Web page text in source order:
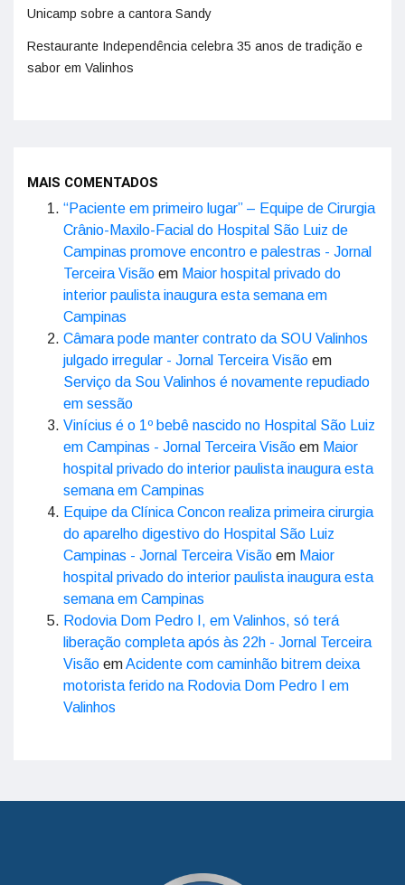
Unicamp sobre a cantora Sandy
Restaurante Independência celebra 35 anos de tradição e
sabor em Valinhos
MAIS COMENTADOS
“Paciente em primeiro lugar” – Equipe de Cirurgia
Crânio-Maxilo-Facial do Hospital São Luiz de
Campinas promove encontro e palestras - Jornal
Terceira Visão em Maior hospital privado do
interior paulista inaugura esta semana em
Campinas
Câmara pode manter contrato da SOU Valinhos
julgado irregular - Jornal Terceira Visão em
Serviço da Sou Valinhos é novamente repudiado
em sessão
Vinícius é o 1º bebê nascido no Hospital São Luiz
em Campinas - Jornal Terceira Visão em Maior
hospital privado do interior paulista inaugura esta
semana em Campinas
Equipe da Clínica Concon realiza primeira cirurgia
do aparelho digestivo do Hospital São Luiz
Campinas - Jornal Terceira Visão em Maior
hospital privado do interior paulista inaugura esta
semana em Campinas
Rodovia Dom Pedro I, em Valinhos, só terá
liberação completa após às 22h - Jornal Terceira
Visão emAcidente com caminhão bitrem deixa
motorista ferido na Rodovia Dom Pedro I em
Valinhos